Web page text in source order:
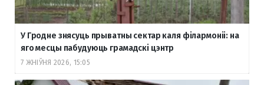
У Гродне знясуць прыватны сектар каля філармоніі: на
яго месцы пабудуюць грамадскі цэнтр
7 ЖНІЎНЯ 2026, 15:05